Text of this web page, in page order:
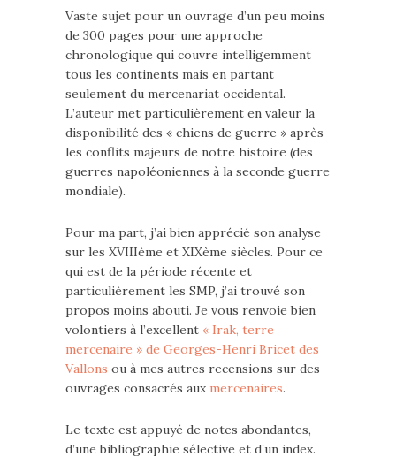
Vaste sujet pour un ouvrage d’un peu moins
de 300 pages pour une approche
chronologique qui couvre intelligemment
tous les continents mais en partant
seulement du mercenariat occidental.
L’auteur met particulièrement en valeur la
disponibilité des « chiens de guerre » après
les conflits majeurs de notre histoire (des
guerres napoléoniennes à la seconde guerre
mondiale).
Pour ma part, j’ai bien apprécié son analyse
sur les XVIIIème et XIXème siècles. Pour ce
qui est de la période récente et
particulièrement les SMP, j’ai trouvé son
propos moins abouti. Je vous renvoie bien
volontiers à l’excellent « Irak, terre
mercenaire » de Georges-Henri Bricet des
Vallons ou à mes autres recensions sur des
ouvrages consacrés aux mercenaires.
Le texte est appuyé de notes abondantes,
d’une bibliographie sélective et d’un index.